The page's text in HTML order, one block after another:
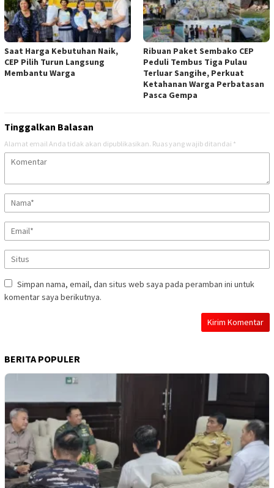
Saat Harga Kebutuhan Naik,
CEP Pilih Turun Langsung
Membantu Warga
Ribuan Paket Sembako CEP
Peduli Tembus Tiga Pulau
Terluar Sangihe, Perkuat
Ketahanan Warga Perbatasan
Pasca Gempa
Tinggalkan Balasan
Alamat email Anda tidak akan dipublikasikan. Ruas yang wajib ditandai *
Simpan nama, email, dan situs web saya pada peramban ini untuk
komentar saya berikutnya.
BERITA POPULER